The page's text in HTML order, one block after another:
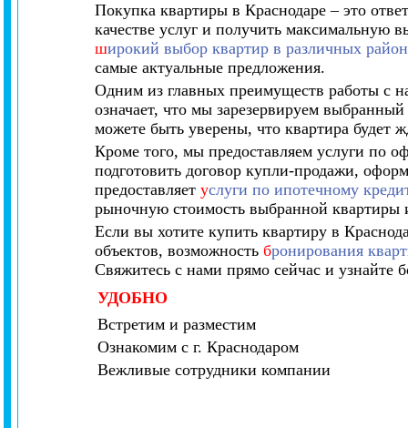
Покупка квартиры в Краснодаре – это
качестве услуг и получить максимальную
широкий выбор квартир в различных
самые актуальные предложения.
Одним из главных преимуществ работы с
означает, что мы зарезервируем
можете быть уверены, что квартира будет
Кроме того, мы предоставляем услуги по
подготовить договор купли-продажи,
предоставляетуслуги по ипотечному
рыночную стоимость выбранной квартиры
Если вы хотите купить квартиру в
объектов, возможностьбронирования
Свяжитесь с нами прямо сейчас и узнайте
УДОБНО
Встретим и разместим
Ознакомим с г. Краснодаром
Вежливые сотрудники компании